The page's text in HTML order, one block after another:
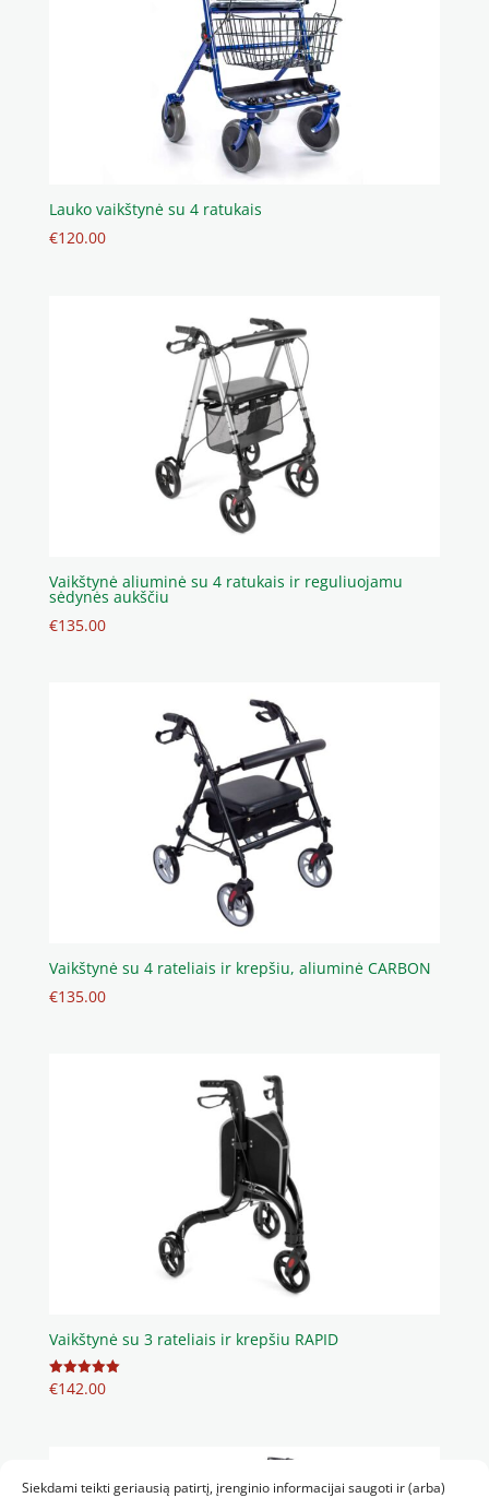
Siekdami teikti geriausią patirtį, įrenginio informacijai saugoti ir (arba)
Lauko vaikštynė su 4 ratukais
€120.00
Vaikštynė aliuminė su 4 ratukais ir reguliuojamu
sėdynės aukščiu
€135.00
Vaikštynė su 4 rateliais ir krepšiu, aliuminė CARBON
€135.00
Vaikštynė su 3 rateliais ir krepšiu RAPID
Įvertinimas:
5.00
€142.00